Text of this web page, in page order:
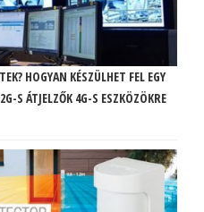
HOGYAN KÉSZÜLHET FEL EGY
S ÁTJELZŐK 4G-S ESZKÖZÖKRE